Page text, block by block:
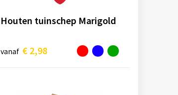
Houten tuinschep Marigold
vanaf € 2,98